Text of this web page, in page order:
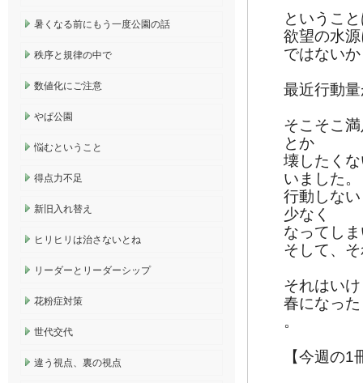
というこ
欲望の水
ではない
最近行動
そこそこ
とか
壊したく
いました。
行動しな
少なく
なってし
そして、
それはい
春になっ
。
【今週の1
暑くなる前にもう一度公園の話
秩序と規律の中で
数値化にご注意
やぱ公園
悩むということ
得点力不足
新旧入れ替え
ヒリヒリは治さないとね
リーダーとリーダーシップ
花粉症対策
世代交代
違う視点、裏の視点